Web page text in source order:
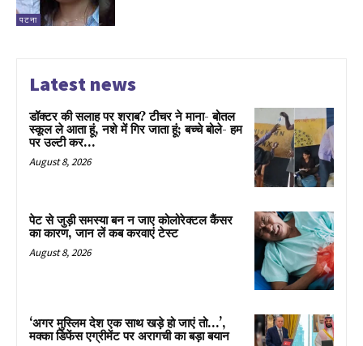
पटना
Latest news
डॉक्टर की सलाह पर शराब? टीचर ने माना- बोतल
स्कूल ले आता हूं, नशे में गिर जाता हूं; बच्चे बोले- हम
पर उल्टी कर...
August 8, 2026
पेट से जुड़ी समस्या बन न जाए कोलोरेक्टल कैंसर
का कारण, जान लें कब करवाएं टेस्ट
August 8, 2026
‘अगर मुस्लिम देश एक साथ खड़े हो जाएं तो…’,
मक्का डिफेंस एग्रीमेंट पर अरागची का बड़ा बयान